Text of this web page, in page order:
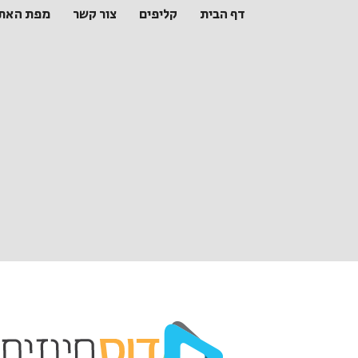
דף הבית קליפים צור קשר מפת